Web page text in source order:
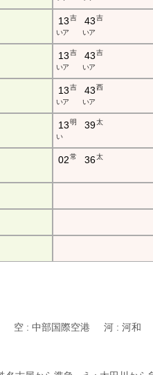
13吉
い ア
43吉
い ア
13吉
い ア
43吉
い ア
13吉
い ア
43西
い ア
13明
い
39太
02常 36太
空 : 中部国際空港 河 : 河